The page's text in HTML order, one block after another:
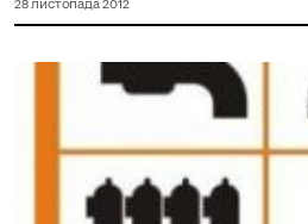
28 листопада 2012